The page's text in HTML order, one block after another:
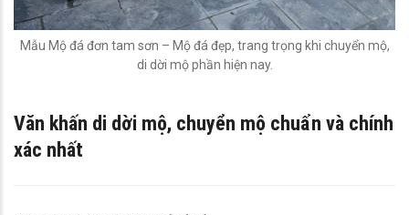
Mẫu Mộ đá đơn tam sơn – Mộ đá đẹp, trang trọng khi chuyển mộ,
di dời mộ phần hiện nay.
Văn khấn di dời mộ, chuyển mộ chuẩn và chính
xác nhất